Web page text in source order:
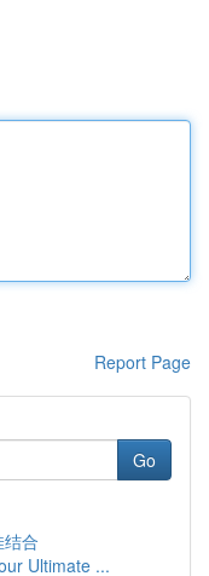
Report Page
Go
合
Ultimate ...